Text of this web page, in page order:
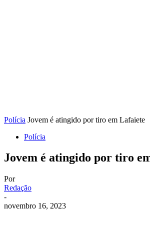
Polícia Jovem é atingido por tiro em Lafaiete
Polícia
Jovem é atingido por tiro
Por
Redação
-
novembro 16, 2023